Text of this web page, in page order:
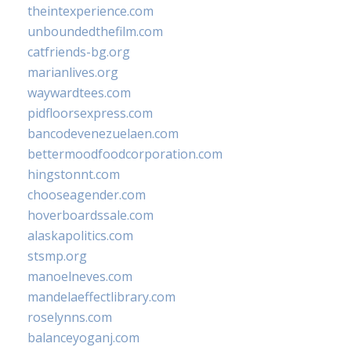
theintexperience.com
unboundedthefilm.com
catfriends-bg.org
marianlives.org
waywardtees.com
pidfloorsexpress.com
bancodevenezuelaen.com
bettermoodfoodcorporation.com
hingstonnt.com
chooseagender.com
hoverboardssale.com
alaskapolitics.com
stsmp.org
manoelneves.com
mandelaeffectlibrary.com
roselynns.com
balanceyoganj.com